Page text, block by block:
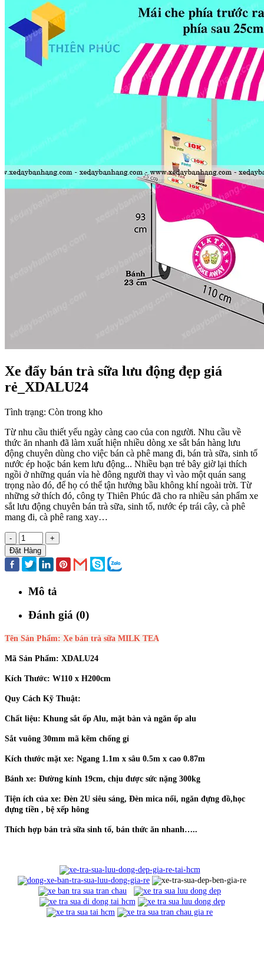
Xe đẩy bán trà sữa lưu động đẹp giá
rẻ_XDALU24
Tình trạng: Còn trong kho
Từ nhu cầu thiết yếu ngày càng cao của con người. Nhu cầu về
thức ăn nhanh đã làm xuất hiện nhiều dòng xe sắt bán hàng lưu
động chuyên dùng cho việc bán cà phê mang đi, bán trà sữa, sinh tố
nước ép hoặc bán kem lưu động... Nhiều bạn trẻ bây giờ lại thích
ngồi ở những quán vỉa hè đông người thay vì vào một quán sang
trọng nào đó, để họ có thể tận hưởng bầu không khí ngoài trời. Từ
những sở thích đó, công ty Thiên Phúc đã cho ra nhiều sản phẩm xe
sắt lưu động chuyên bán trà sữa, sinh tố, nước ép trái cây, cà phê
mang đi, cà phê rang xay…
-
+
Đặt Hàng
Mô tả
Đánh giá (0)
Tên Sản Phẩm: Xe bán trà sữa MILK TEA
Mã Sản Phẩm: XDALU24
Kích Thước: W110 x H200cm
Quy Cách Kỹ Thuật:
Chất liệu: Khung sắt ốp Alu, mặt bàn và ngăn ốp alu
Sắt vuông 30mm mã kẽm chống gỉ
Kích thước mặt xe: Ngang 1.1m x sâu 0.5m x cao 0.87m
Bánh xe: Đường kính 19cm, chịu được sức nặng 300kg
Tiện ích của xe: Đèn 2U siêu sáng, Đèn mica nổi, ngăn đựng đồ,học
đựng tiền , bệ xếp hông
Thích hợp bán trà sữa sinh tố, bán thức ăn nhanh…..